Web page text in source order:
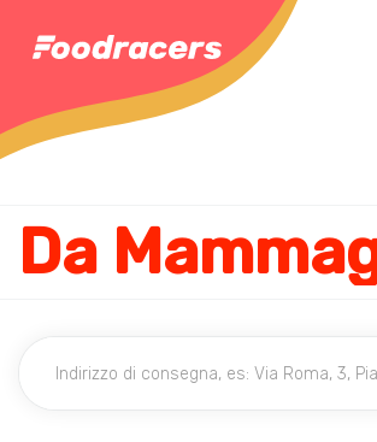
Da